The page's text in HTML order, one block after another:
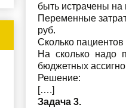
быть истрачены на
Переменные
руб.
Сколько
На сколько надо
бюджетных
Решение:
[….]
Задача 3.